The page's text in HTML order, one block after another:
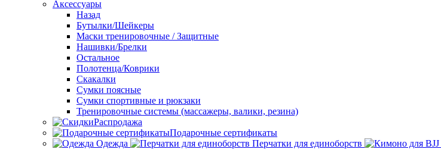
Аксессуары
Назад
Бутылки/Шейкеры
Маски тренировочные / Защитные
Нашивки/Брелки
Остальное
Полотенца/Коврики
Скакалки
Сумки поясные
Сумки спортивные и рюкзаки
Тренировочные системы (массажеры, валики, резина)
Распродажа
Подарочные сертификаты
Одежда
Перчатки для единоборств